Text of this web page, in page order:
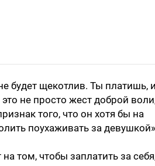
будет щекотлив. Ты платишь,
не просто жест доброй
того, что он хотя бы на
поухаживать за
том, чтобы заплатить за